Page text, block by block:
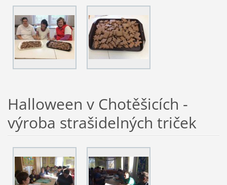
Halloween v Chotěšicích -
výroba strašidelných triček